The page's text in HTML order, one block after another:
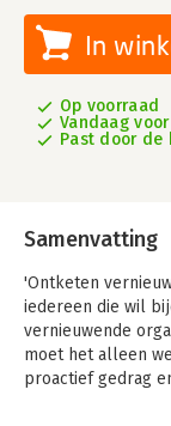
In
Op voorraad
Vandaag
Past door de
Samenvatting
'Ontketen
iedereen die wil
vernieuwende
moet het alleen
proactief gedrag